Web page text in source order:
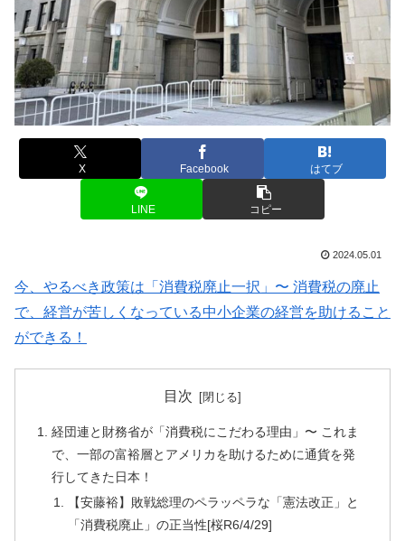
X Facebook はてブ
LINE コピー
2024.05.01
今、やるべき政策は「消費税廃止一択」〜 消費税の廃止
で、経営が苦しくなっている中小企業の経営を助けること
ができる！
目次
経団連と財務省が「消費税にこだわる理由」〜 これま
で、一部の富裕層とアメリカを助けるために通貨を発
行してきた日本！
【安藤裕】敗戦総理のペラッペラな「憲法改正」と
「消費税廃止」の正当性[桜R6/4/29]